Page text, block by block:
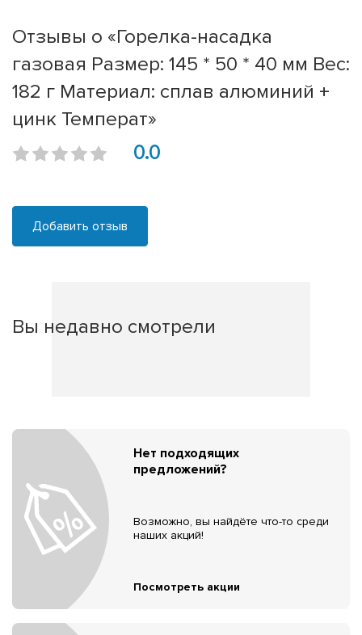
Отзывы о «Горелка-насадка
газовая Размер: 145 * 50 * 40 мм Вес:
182 г Материал: сплав алюминий +
цинк Температ»
0.0
Добавить отзыв
Вы недавно смотрели
Нет подходящих
предложений?
Возможно, вы найдёте что-то среди
наших акций!
Посмотреть акции